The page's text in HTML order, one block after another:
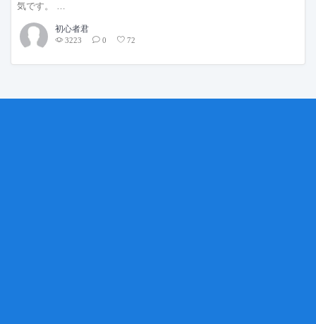
気です。 …
初心者君
3223 0 72